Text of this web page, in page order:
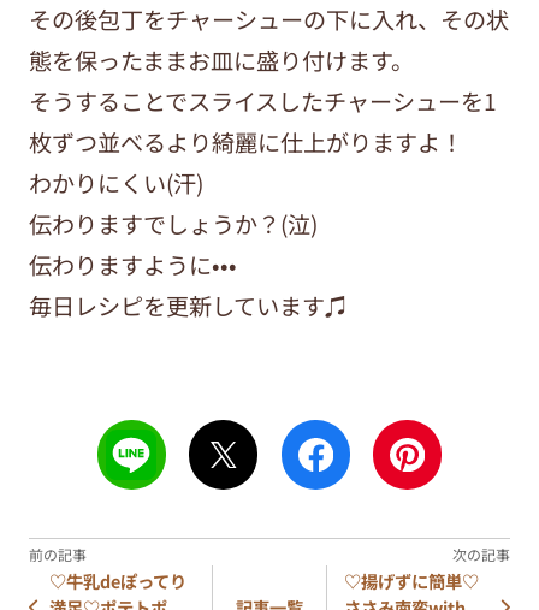
その後包丁をチャーシューの下に入れ、その状
態を保ったままお皿に盛り付けます。
そうすることでスライスしたチャーシューを1
枚ずつ並べるより綺麗に仕上がりますよ！
わかりにくい(汗)
伝わりますでしょうか？(泣)
伝わりますように•••
毎日レシピを更新しています♫
♡牛乳deぽってり
♡揚げずに簡単♡